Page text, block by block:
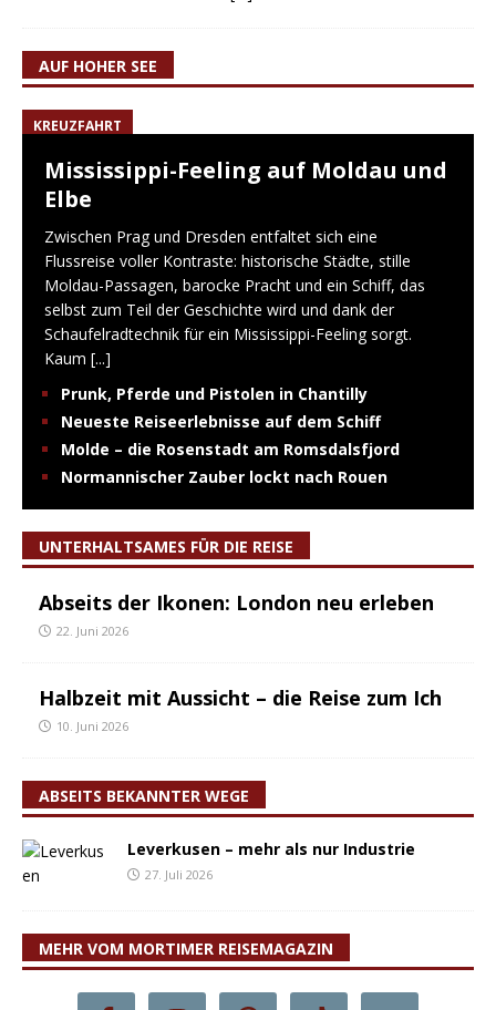
AUF HOHER SEE
KREUZFAHRT
Mississippi-Feeling auf Moldau und
Elbe
Zwischen Prag und Dresden entfaltet sich eine
Flussreise voller Kontraste: historische Städte, stille
Moldau-Passagen, barocke Pracht und ein Schiff, das
selbst zum Teil der Geschichte wird und dank der
Schaufelradtechnik für ein Mississippi-Feeling sorgt.
Kaum [...]
Prunk, Pferde und Pistolen in Chantilly
Neueste Reiseerlebnisse auf dem Schiff
Molde – die Rosenstadt am Romsdalsfjord
Normannischer Zauber lockt nach Rouen
UNTERHALTSAMES FÜR DIE REISE
Abseits der Ikonen: London neu erleben
22. Juni 2026
Halbzeit mit Aussicht – die Reise zum Ich
10. Juni 2026
ABSEITS BEKANNTER WEGE
Leverkusen – mehr als nur Industrie
27. Juli 2026
MEHR VOM MORTIMER REISEMAGAZIN